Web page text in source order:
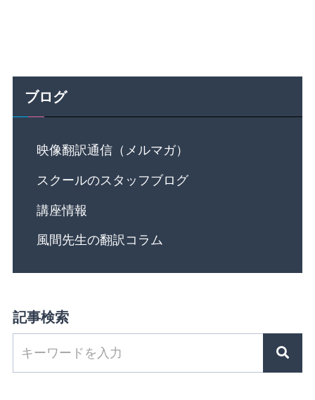
ブログ
映像翻訳通信（メルマガ）
スクールのスタッフブログ
講座情報
風間先生の翻訳コラム
記事検索